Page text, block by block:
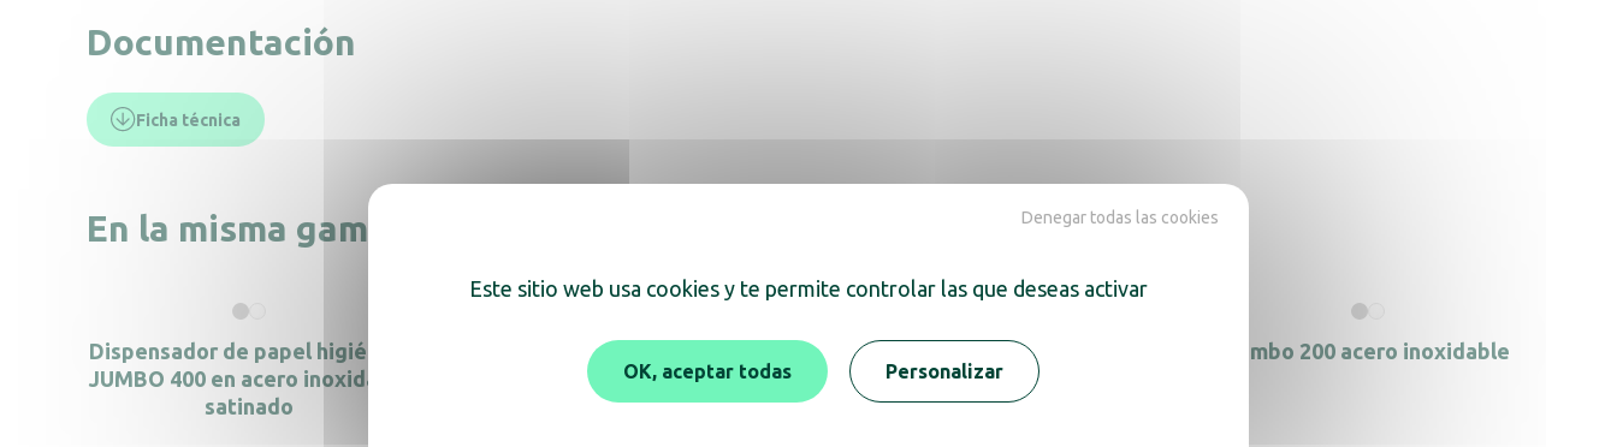
Documentación
Ficha técnica
En la misma gama, descubra también
Dispensador de papel higiénico
JUMBO 400 en acero inoxidable
satinado
Dispensador de papel higiénico
mixto en metal pintado blanco
Dispensador de papel higiénico
Jumbo 400, metal blanco
Jumbo 200 acero inoxidable
Este sitio web usa cookies y te permite controlar las que deseas activar
OK, aceptar todas
Denegar todas las cookies
Personalizar